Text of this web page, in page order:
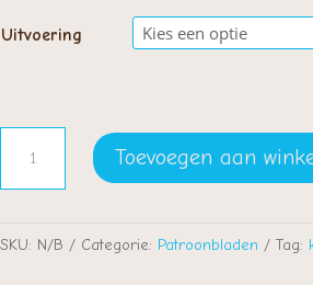
Uitvoering
Boskaboutervrouwtje
aantal
Toevoegen aan
SKU: N/B Categorie: Patroonbladen Tag: